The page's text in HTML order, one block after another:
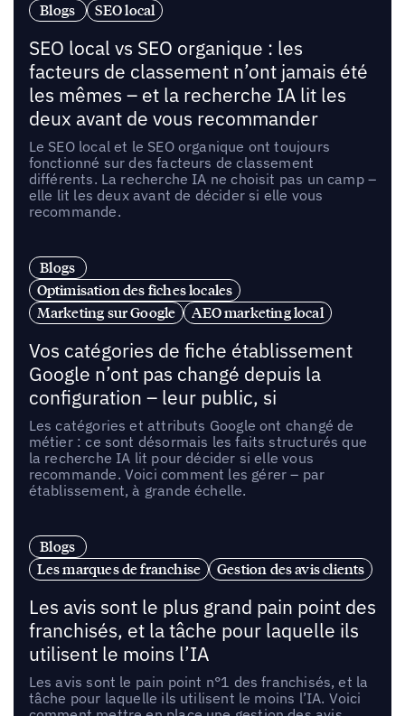
Blogs SEO local
SEO local vs SEO organique : les
facteurs de classement n’ont jamais été
les mêmes – et la recherche IA lit les
deux avant de vous recommander
Le SEO local et le SEO organique ont toujours
fonctionné sur des facteurs de classement
différents. La recherche IA ne choisit pas un camp –
elle lit les deux avant de décider si elle vous
recommande.
Blogs
Optimisation des fiches locales
Marketing sur Google
AEO marketing local
Vos catégories de fiche établissement
Google n’ont pas changé depuis la
configuration – leur public, si
Les catégories et attributs Google ont changé de
métier : ce sont désormais les faits structurés que
la recherche IA lit pour décider si elle vous
recommande. Voici comment les gérer – par
établissement, à grande échelle.
Blogs
Les marques de franchise
Gestion des avis clients
Les avis sont le plus grand pain point des
franchisés, et la tâche pour laquelle ils
utilisent le moins l’IA
Les avis sont le pain point n°1 des franchisés, et la
tâche pour laquelle ils utilisent le moins l’IA. Voici